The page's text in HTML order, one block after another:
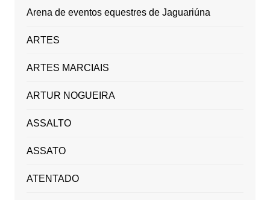
Arena de eventos equestres de Jaguariúna
ARTES
ARTES MARCIAIS
ARTUR NOGUEIRA
ASSALTO
ASSATO
ATENTADO